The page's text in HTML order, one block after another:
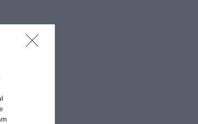
in pross..."
dista..."